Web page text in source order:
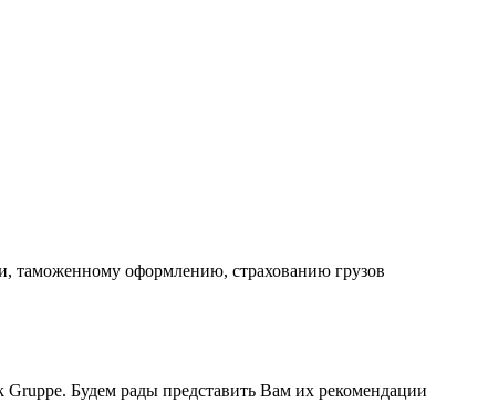
таможенному оформлению, страхованию грузов
Будем рады представить Вам их рекомендации